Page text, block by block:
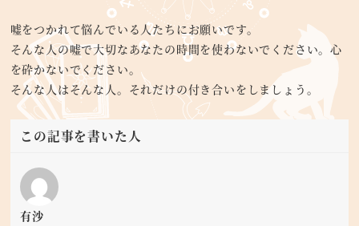
嘘をつかれて悩んでいる人たちにお願いです。
そんな人の嘘で大切なあなたの時間を使わないでください。心
を砕かないでください。
そんな人はそんな人。それだけの付き合いをしましょう。
この記事を書いた人
有沙